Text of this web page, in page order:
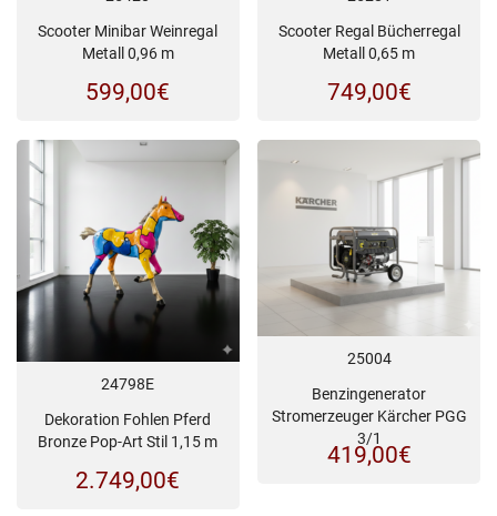
Scooter Minibar Weinregal
Metall 0,96 m
599,00€
Scooter Regal Bücherregal
Metall 0,65 m
749,00€
24798E
Dekoration Fohlen Pferd
Bronze Pop-Art Stil 1,15 m
2.749,00€
25004
Benzingenerator
Stromerzeuger Kärcher PGG
3/1
419,00€